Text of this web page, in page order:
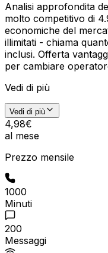
Analisi approfondita
molto competitivo di
economiche del
illimitati - chiama
inclusi. Offerta
per cambiare
Vedi di più
Vedi di più
4,98€
al mese
Prezzo mensile
1000
Minuti
200
Messaggi